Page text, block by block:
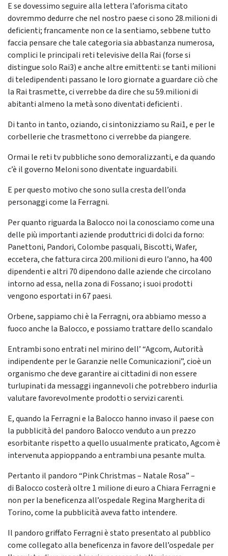
E se dovessimo seguire alla lettera l’aforisma citato
dovremmo dedurre che nel nostro paese ci sono 28.milioni di
deficienti; francamente non ce la sentiamo, sebbene tutto
faccia pensare che tale categoria sia abbastanza numerosa,
complici le principali reti televisive della Rai (forse si
distingue solo Rai3) e anche altre emittenti: se tanti milioni
di teledipendenti passano le loro giornate a guardare ciò che
la Rai trasmette, ci verrebbe da dire che su 59.milioni di
abitanti almeno la metà sono diventati deficienti .
Di tanto in tanto, oziando, ci sintonizziamo su Rai1, e per le
corbellerie che trasmettono ci verrebbe da piangere.
Ormai le reti tv pubbliche sono demoralizzanti, e da quando
c’è il governo Meloni sono diventate inguardabili.
E per questo motivo che sono sulla cresta dell’onda
personaggi come la Ferragni.
Per quanto riguarda la Balocco noi la conosciamo come una
delle più importanti aziende produttrici di dolci da forno:
Panettoni, Pandori, Colombe pasquali, Biscotti, Wafer,
eccetera, che fattura circa 200.milioni di euro l’anno, ha 400
dipendenti e altri 70 dipendono dalle aziende che circolano
intorno ad essa, nella zona di Fossano; i suoi prodotti
vengono esportati in 67 paesi.
Orbene, sappiamo chi è la Ferragni, ora abbiamo messo a
fuoco anche la Balocco, e possiamo trattare dello scandalo
Entrambi sono entrati nel mirino dell’ “Agcom, Autorità
indipendente per le Garanzie nelle Comunicazioni”, cioè un
organismo che deve garantire ai cittadini di non essere
turlupinati da messaggi ingannevoli che potrebbero indurlia
valutare favorevolmente prodotti o servizi carenti.
E, quando la Ferragni e la Balocco hanno invaso il paese con
la pubblicità del pandoro Balocco venduto a un prezzo
esorbitante rispetto a quello usualmente praticato, Agcom è
intervenuta appioppando a entrambi una pesante multa.
Pertanto il pandoro “Pink Christmas – Natale Rosa” –
di Balocco costerà oltre 1 milione di euro a Chiara Ferragni e
non per la beneficenza all’ospedale Regina Margherita di
Torino, come la pubblicità aveva fatto intendere.
Il pandoro griffato Ferragni è stato presentato al pubblico
come collegato alla beneficenza in favore dell’ospedale per